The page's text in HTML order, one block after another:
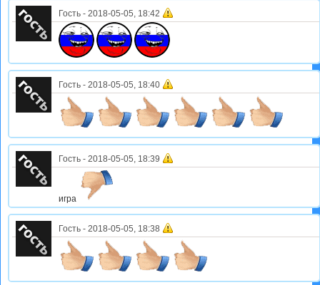
Гость - 2018-05-05, 18:42
Гость - 2018-05-05, 18:40
Гость - 2018-05-05, 18:39
игра
Гость - 2018-05-05, 18:38